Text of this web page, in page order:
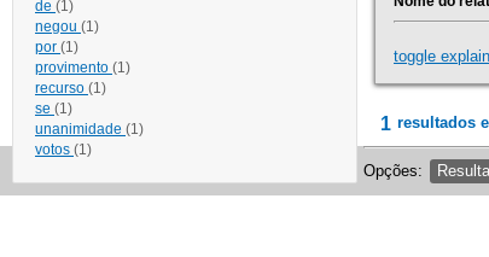
de (1)
negou (1)
por (1)
provimento (1)
recurso (1)
se (1)
unanimidade (1)
votos (1)
toggle explain
1 resultados
Opções: